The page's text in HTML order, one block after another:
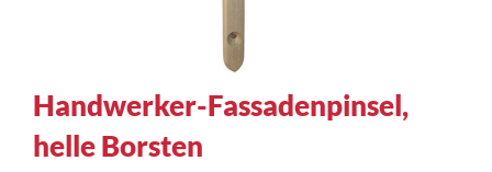
Handwerker-Fassadenpinsel,
helle Borsten
Zum
Anfang
der
Bildergalerie